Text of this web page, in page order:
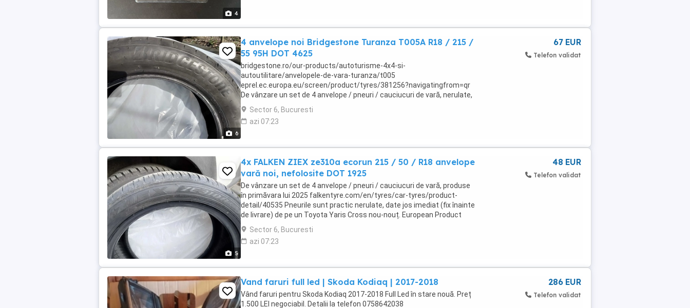
4
6
4 anvelope noi Bridgestone Turanza T005A R18 / 215 /
55 95H DOT 4625
bridgestone.ro/our-products/autoturisme-4x4-si-
autoutilitare/anvelopele-de-vara-turanza/t005
eprel.ec.europa.eu/screen/product/tyres/381256?navigatingfrom=qr
De vânzare un set de 4 anvelope / pneuri / cauciucuri de vară, nerulate,
date jos recent, înainte de livrare, de pe un Mazda CX-30 nou. DOT 4625
Numai ...
Sector 6, Bucuresti
azi 07:23
67 EUR
Telefon validat
5
4x FALKEN ZIEX ze310a ecorun 215 / 50 / R18 anvelope
vară noi, nefolosite DOT 1925
De vânzare un set de 4 anvelope / pneuri / cauciucuri de vară, produse
în primăvara lui 2025 falkentyre.com/en/tyres/car-tyres/product-
detail/40535 Pneurile sunt practic nerulate, date jos imediat (fix înainte
de livrare) de pe un Toyota Yaris Cross nou-nouț. European Product
Registry for Energy Labelling:
eprel.ec.europa.eu/screen/product/tyres/1202227 DOT ...
Sector 6, Bucuresti
azi 07:23
48 EUR
Telefon validat
Vand faruri full led | Skoda Kodiaq | 2017-2018
Vând faruri pentru Skoda Kodiaq 2017-2018 Full Led în stare nouă. Preț
1.500 LEI negociabil. Detalii la telefon 0758642038
286 EUR
Telefon validat